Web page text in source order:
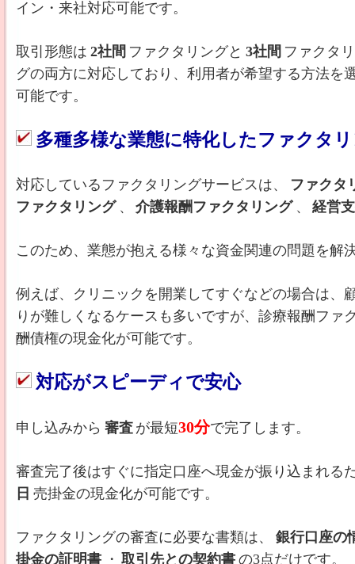
イン・来社対応可能です。
取引形態は 2社間 ファクタリングと 3社間 ファクタ
グの両方に対応しており、利用者が希望する方法を
可能です。
多種多様な業態に特化したファクタ
対応しているファクタリングサービスは、
ファクタ
ファクタリング 、 介護報酬ファクタリング 、 経営
このため、業態が抱える様々な資金関連の問題を解
例えば、クリニックを開業してすぐなどの場合は、
りが難しくなるケースも多いですが、診療報酬ファ
酬債権の現金化が可能です。
対応がスピーディで安心
申し込みから 審査 が最短30分で完了します。
審査完了後はすぐに指定口座へ現金が振り込まれる
日 売掛金の現金化が可能です。
ファクタリングの審査に必要な書類は、
銀行口座の
掛金の証明書 ・ 取引先との契約書 の3点だけです。